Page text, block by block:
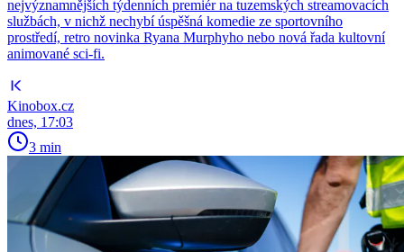
nejvýznamnějších týdenních premiér na tuzemských streamovacích
službách, v nichž nechybí úspěšná komedie ze sportovního
prostředí, retro novinka Ryana Murphyho nebo nová řada kultovní
animované sci-fi.
Kinobox.cz
dnes, 17:03
3 min